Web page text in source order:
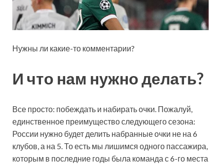
Нужны ли какие-то комментарии?
И что нам нужно делать?
Все просто: побеждать и набирать очки. Пожалуй,
единственное преимущество следующего сезона:
России нужно будет делить набранные очки не на 6
клубов, а на 5. То есть мы лишимся одного пассажира,
которым в последние годы была команда с 6-го места